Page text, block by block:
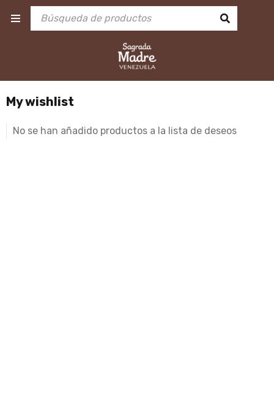
My wishlist
No se han añadido productos a la lista de deseos